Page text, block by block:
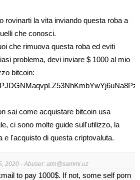
rovinarti la vita inviando questa roba a
che conosci.
che rimuova questa roba ed eviti
problema, devi inviare $ 1000 al mio
bitcoin:
sai come acquistare bitcoin usa
ci sono molte guide sull'utilizzo, la
e l'acquisto di questa criptovaluta.
2020 - Abuser:atm@sammi.uz
to pay 1000$. If not, some self porn